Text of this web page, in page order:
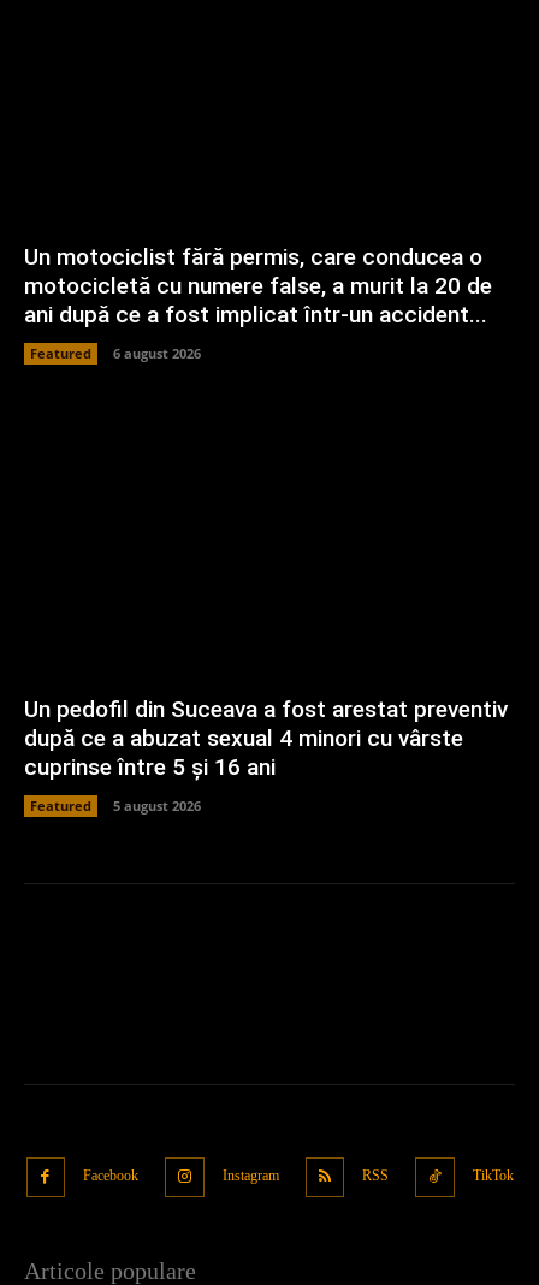
Un motociclist fără permis, care conducea o
motocicletă cu numere false, a murit la 20 de
ani după ce a fost implicat într-un accident...
Featured 6 august 2026
Un pedofil din Suceava a fost arestat preventiv
după ce a abuzat sexual 4 minori cu vârste
cuprinse între 5 și 16 ani
Featured 5 august 2026
Facebook Instagram RSS TikTok
Articole populare